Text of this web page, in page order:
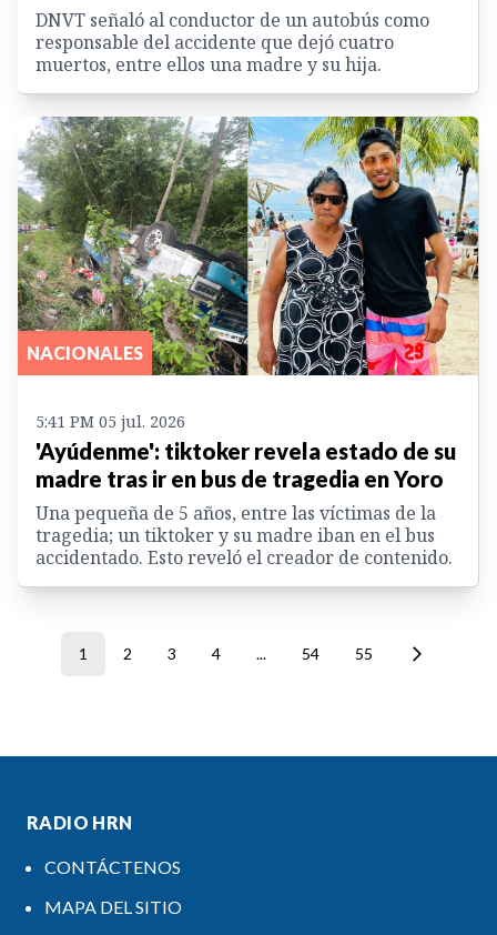
DNVT señaló al conductor de un autobús como
responsable del accidente que dejó cuatro
muertos, entre ellos una madre y su hija.
NACIONALES
5:41 PM 05 jul. 2026
'Ayúdenme': tiktoker revela estado de su
madre tras ir en bus de tragedia en Yoro
Una pequeña de 5 años, entre las víctimas de la
tragedia; un tiktoker y su madre iban en el bus
accidentado. Esto reveló el creador de contenido.
1 2 3 4 ... 54 55
RADIO HRN
CONTÁCTENOS
MAPA DEL SITIO